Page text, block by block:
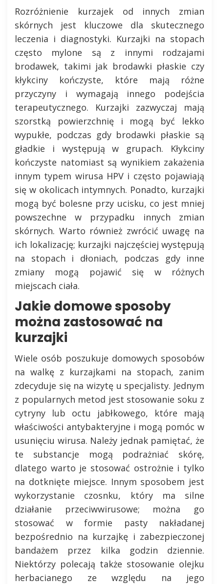
Rozróżnienie kurzajek od innych zmian
skórnych jest kluczowe dla skutecznego
leczenia i diagnostyki. Kurzajki na stopach
często mylone są z innymi rodzajami
brodawek, takimi jak brodawki płaskie czy
kłykciny kończyste, które mają różne
przyczyny i wymagają innego podejścia
terapeutycznego. Kurzajki zazwyczaj mają
szorstką powierzchnię i mogą być lekko
wypukłe, podczas gdy brodawki płaskie są
gładkie i występują w grupach. Kłykciny
kończyste natomiast są wynikiem zakażenia
innym typem wirusa HPV i często pojawiają
się w okolicach intymnych. Ponadto, kurzajki
mogą być bolesne przy ucisku, co jest mniej
powszechne w przypadku innych zmian
skórnych. Warto również zwrócić uwagę na
ich lokalizację; kurzajki najczęściej występują
na stopach i dłoniach, podczas gdy inne
zmiany mogą pojawić się w różnych
miejscach ciała.
Jakie domowe sposoby
można zastosować na
kurzajki
Wiele osób poszukuje domowych sposobów
na walkę z kurzajkami na stopach, zanim
zdecyduje się na wizytę u specjalisty. Jednym
z popularnych metod jest stosowanie soku z
cytryny lub octu jabłkowego, które mają
właściwości antybakteryjne i mogą pomóc w
usunięciu wirusa. Należy jednak pamiętać, że
te substancje mogą podrażniać skórę,
dlatego warto je stosować ostrożnie i tylko
na dotknięte miejsce. Innym sposobem jest
wykorzystanie czosnku, który ma silne
działanie przeciwwirusowe; można go
stosować w formie pasty nakładanej
bezpośrednio na kurzajkę i zabezpieczonej
bandażem przez kilka godzin dziennie.
Niektórzy polecają także stosowanie olejku
herbacianego ze względu na jego